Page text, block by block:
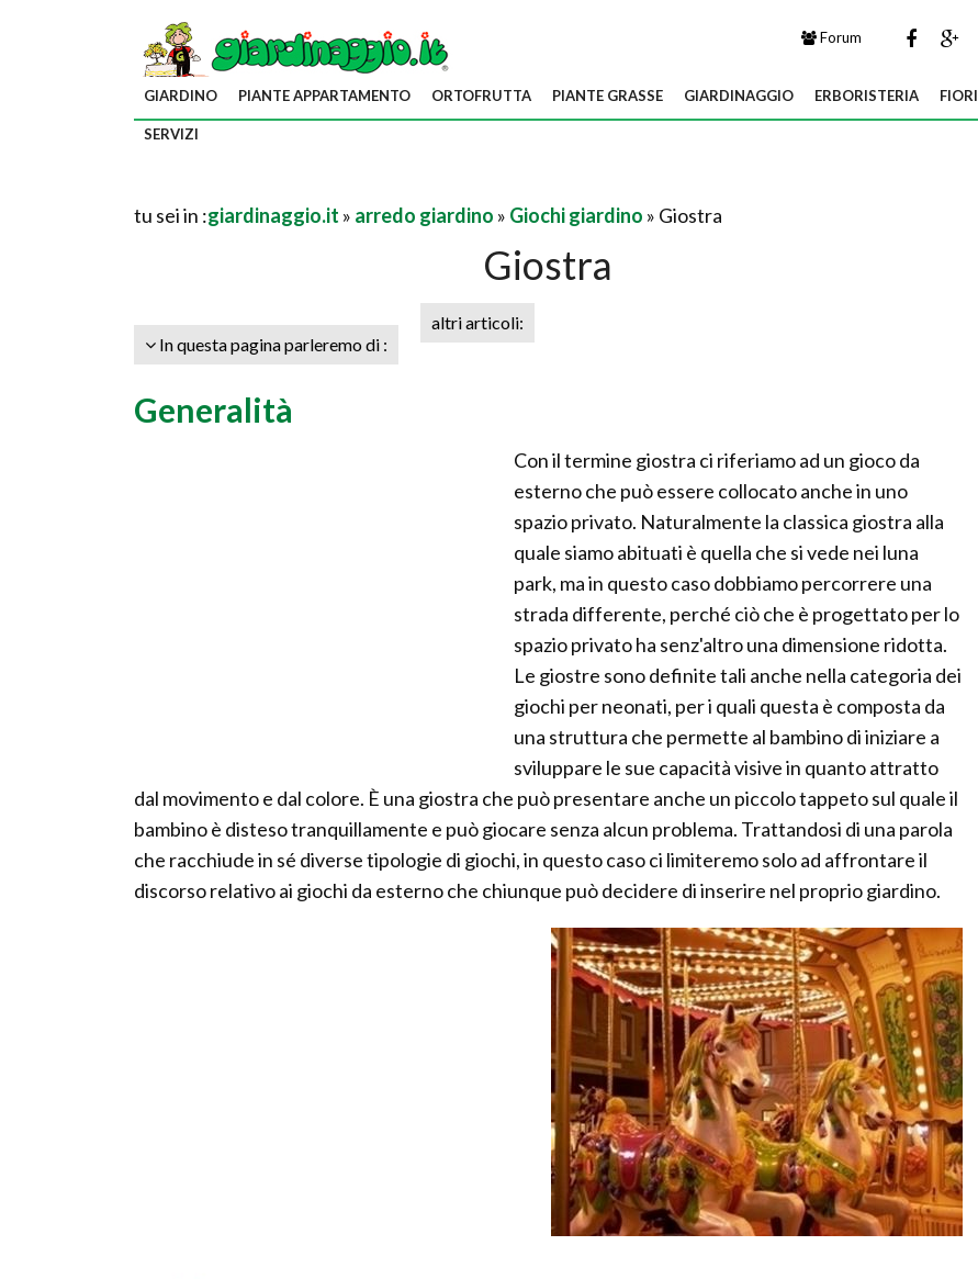
Forum
GIARDINO PIANTE APPARTAMENTO ORTOFRUTTA PIANTE GRASSE GIARDINAGGIO ERBORISTERIA FIORI
SERVIZI
tu sei in :giardinaggio.it » arredo giardino » Giochi giardino » Giostra
Giostra
In questa pagina parleremo di :
altri articoli:
Generalità
Con il termine giostra ci riferiamo ad un gioco da
esterno che può essere collocato anche in uno
spazio privato. Naturalmente la classica giostra alla
quale siamo abituati è quella che si vede nei luna
park, ma in questo caso dobbiamo percorrere una
strada differente, perché ciò che è progettato per lo
spazio privato ha senz'altro una dimensione ridotta.
Le giostre sono definite tali anche nella categoria dei
giochi per neonati, per i quali questa è composta da
una struttura che permette al bambino di iniziare a
sviluppare le sue capacità visive in quanto attratto
dal movimento e dal colore. È una giostra che può presentare anche un piccolo tappeto sul quale il
bambino è disteso tranquillamente e può giocare senza alcun problema. Trattandosi di una parola
che racchiude in sé diverse tipologie di giochi, in questo caso ci limiteremo solo ad affrontare il
discorso relativo ai giochi da esterno che chiunque può decidere di inserire nel proprio giardino.